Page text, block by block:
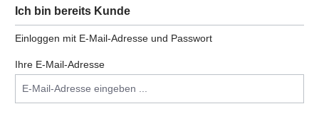
Ich bin bereits Kunde
Einloggen mit E-Mail-Adresse und Passwort
Ihre E-Mail-Adresse